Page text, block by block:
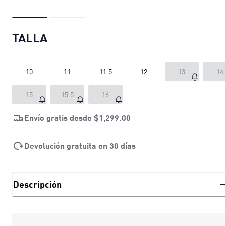
TALLA
10 11 11.5 12 13 14
15 15.5 16
Envío gratis desde $1,299.00
Devolución gratuita en 30 días
Descripción